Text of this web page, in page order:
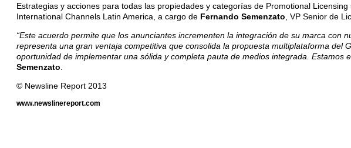
Estrategias y acciones para todas las propiedades y categorías de Promotional
International Channels Latin America, a cargo de Fernando Semenzato , VP Senior de
“Este acuerdo permite que los anunciantes incrementen la integración de su marca con
representa una gran ventaja competitiva que consolida la propuesta multiplataforma
oportunidad de implementar una sólida y completa pauta de medios integrada.
Semenzato
© Newsline Report 2013
www.newslinereport.com